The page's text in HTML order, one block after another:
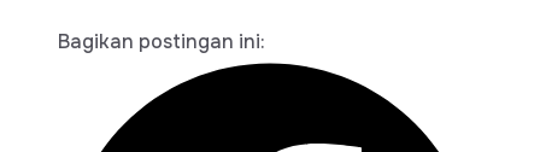
Bagikan postingan ini: